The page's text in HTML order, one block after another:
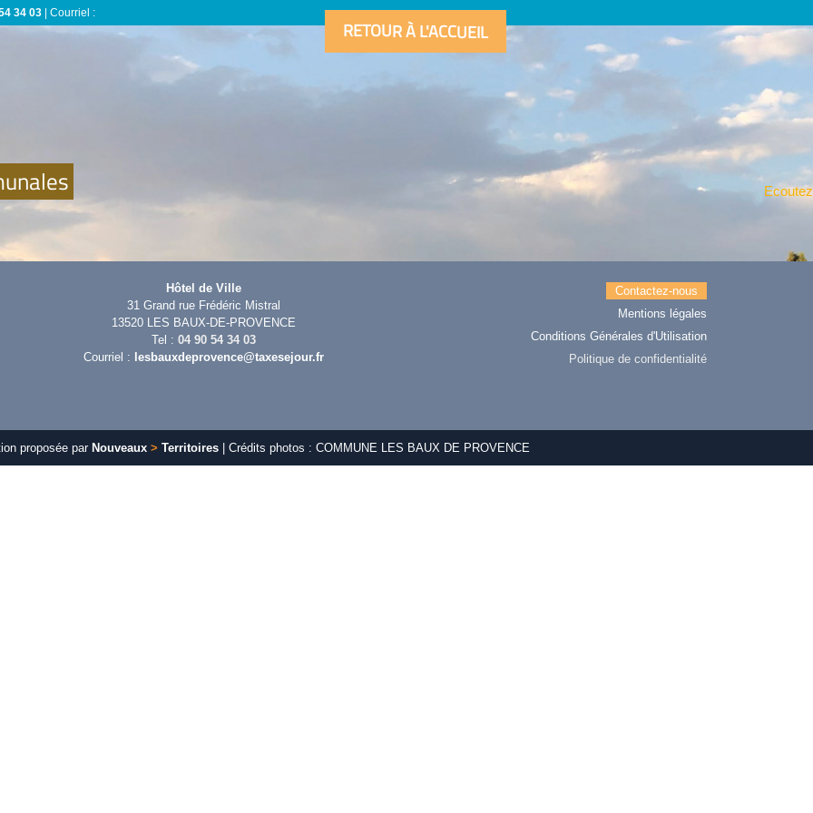
34 03 | Courriel :
Ecoutez
RETOUR À L'ACCUEIL
Hôtel de Ville
31 Grand rue Frédéric Mistral
13520 LES BAUX-DE-PROVENCE
Tel : 04 90 54 34 03
Courriel : lesbauxdeprovence@taxesejour.fr
Contactez-nous
Mentions légales
Conditions Générales d'Utilisation
Politique de confidentialité
proposée par Nouveaux > Territoires| Crédits photos : COMMUNE LES BAUX DE PROVENCE